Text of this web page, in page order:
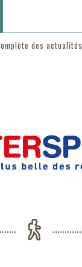
des actualités